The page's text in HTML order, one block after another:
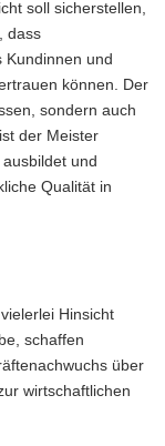
soll sicherstellen,
dass
Kundinnen und
können. Der
sondern auch
der Meister
und
Qualität in
Hinsicht
schaffen
über
wirtschaftlichen